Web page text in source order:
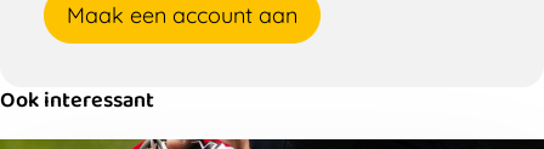
Maak een account aan
Ook interessant